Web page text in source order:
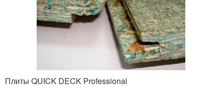
Плиты QUICK DECK Professional